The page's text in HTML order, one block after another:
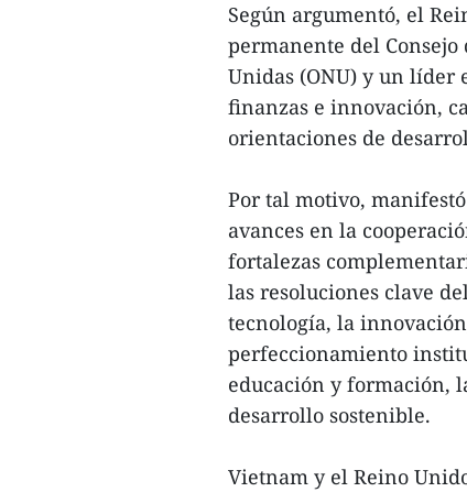
Según argumentó, el
permanente del
Unidas (ONU) y un líder
finanzas e innovación,
orientaciones de
Por tal motivo,
avances en la
fortalezas
las resoluciones clave
tecnología, la
perfeccionamiento
educación y formación,
desarrollo sostenible.
Vietnam y el Reino